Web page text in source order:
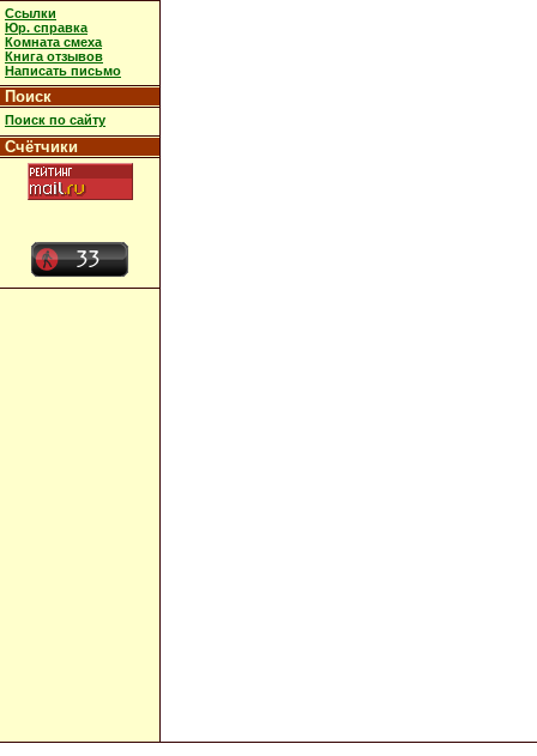
Ссылки
Юр. справка
Комната смеха
Книга отзывов
Написать письмо
Поиск
Поиск по сайту
Счётчики